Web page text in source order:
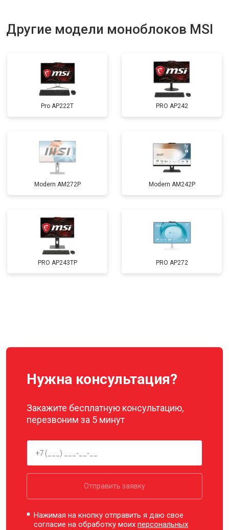
Другие модели моноблоков MSI
Pro AP222T PRO AP242
Modern AM272P Modern AM242P
PRO AP243TP PRO AP272
Нужна консультация?
Закажите бесплатную консультацию,
перезвоним за 5 минут
Отправить заявку
Нажимая на кнопку отправить я даю свое
согласие на обработку моихперсональных